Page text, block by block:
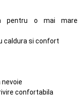
pentru o mai mare
caldura si confort
confortabila